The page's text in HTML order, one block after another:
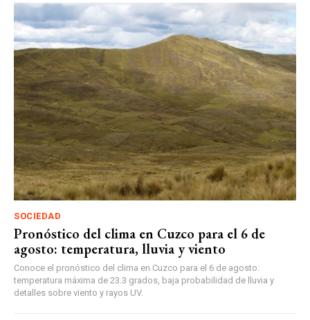
SOCIEDAD
Pronóstico del clima en Cuzco para el 6 de
agosto: temperatura, lluvia y viento
Conoce el pronóstico del clima en Cuzco para el 6 de agosto:
temperatura máxima de 23.3 grados, baja probabilidad de lluvia y
detalles sobre viento y rayos UV.